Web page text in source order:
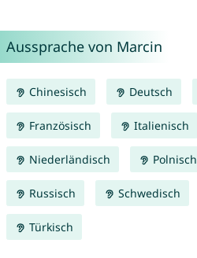
Aussprache von Marcin
Chinesisch Deutsch
Französisch Italienisch
Niederländisch Polnisch
Russisch Schwedisch
Türkisch